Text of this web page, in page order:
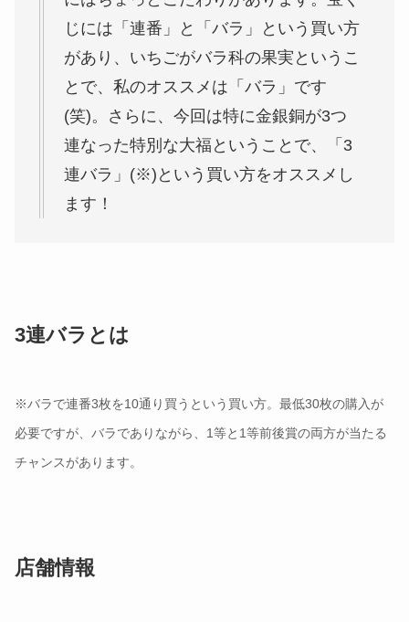
連なった特別な大福ということで、「3
連バラ」(※)という買い方をオススメし
ます！
3連バラとは
チャンスがあります。
店舗情報
営業時間：10:00～20:00